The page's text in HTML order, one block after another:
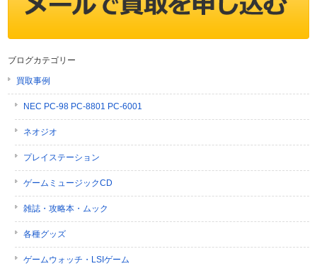
ブログカテゴリー
買取事例
NEC PC-98 PC-8801 PC-6001
ネオジオ
プレイステーション
ゲームミュージックCD
雑誌・攻略本・ムック
各種グッズ
ゲームウォッチ・LSIゲーム